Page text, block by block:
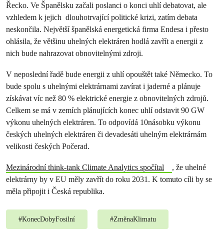
Řecko. Ve Španělsku začali poslanci o konci uhlí debatovat, ale
vzhledem k jejich dlouhotrvající politické krizi, zatím debata
neskončila. Největší španělská energetická firma Endesa i přesto
ohlásila, že většinu uhelných elektráren hodlá zavřít a energii z
nich bude nahrazovat obnovitelnými zdroji.
V neposlední řadě bude energii z uhlí opouštět také Německo. To
bude spolu s uhelnými elektrárnami zavírat i jaderné a plánuje
získávat víc než 80 % elektrické energie z obnovitelných zdrojů.
Celkem se má v zemích plánujících konec uhlí odstavit 90 GW
výkonu uhelných elektráren. To odpovídá 10násobku výkonu
českých uhelných elektráren či devadesáti uhelným elektrárnám
velikosti českých Počerad.
Mezinárodní think-tank Climate Analytics spočítal
, že uhelné
elektrárny by v EU měly zavřít do roku 2031. K tomuto cíli by se
měla připojit i Česká republika.
#KonecDobyFosilní #ZměnaKlimatu